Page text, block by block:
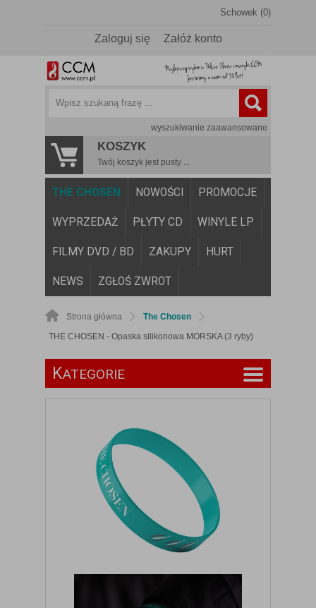
Schowek (0)
Zaloguj się Załóż konto
wyszukiwanie zaawansowane
KOSZYK
Twój koszyk jest pusty ...
THE CHOSEN NOWOŚCI PROMOCJE
WYPRZEDAŻ PŁYTY CD WINYLE LP
FILMY DVD / BD ZAKUPY HURT
NEWS ZGŁOŚ ZWROT
Strona główna
The Chosen
THE CHOSEN - Opaska silikonowa MORSKA (3 ryby)
KATEGORIE